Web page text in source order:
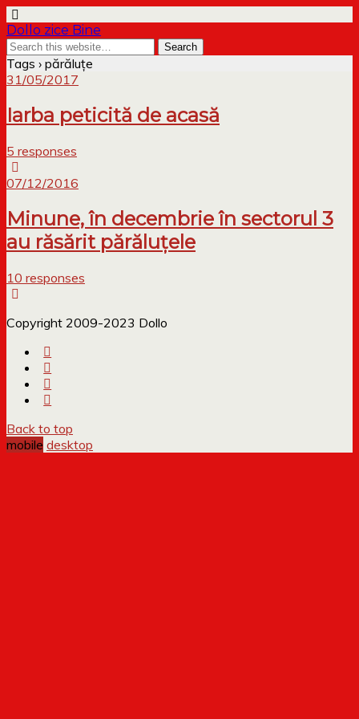
Dollo zice Bine
Tags › părăluțe
31/05/2017
Iarba peticită de acasă
5 responses
07/12/2016
Minune, în decembrie în sectorul 3
au răsărit părăluțele
10 responses
Copyright 2009-2023 Dollo
Back to top
mobile desktop